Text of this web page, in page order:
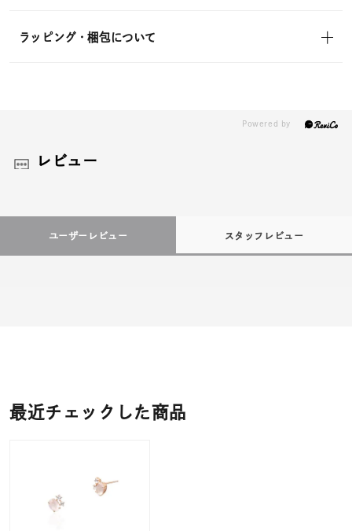
ラッピング・梱包について
レビュー
ユーザーレビュー スタッフレビュー
最近チェックした商品